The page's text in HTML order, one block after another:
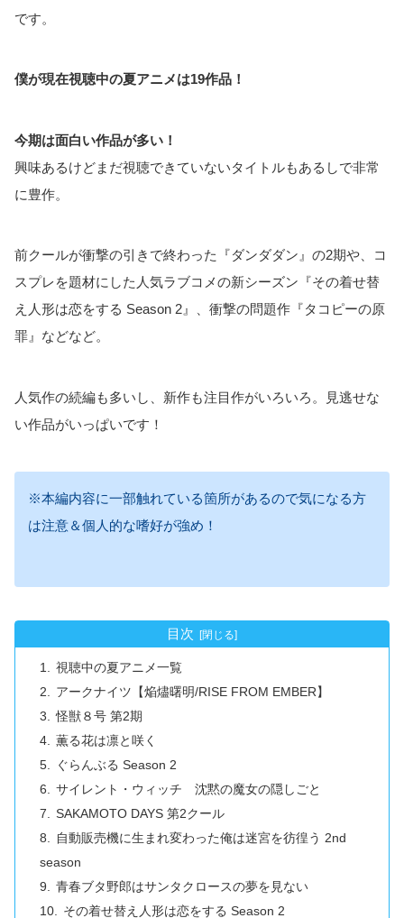
です。
僕が現在視聴中の夏アニメは19作品！
今期は面白い作品が多い！
興味あるけどまだ視聴できていないタイトルもあるしで非常
に豊作。
前クールが衝撃の引きで終わった『ダンダダン』の2期や、コ
スプレを題材にした人気ラブコメの新シーズン『その着せ替
え人形は恋をする Season 2』、衝撃の問題作『タコピーの原
罪』などなど。
人気作の続編も多いし、新作も注目作がいろいろ。見逃せな
い作品がいっぱいです！
※本編内容に一部触れている箇所があるので気になる方
は注意＆個人的な嗜好が強め！
目次
視聴中の夏アニメ一覧
アークナイツ【焔燼曙明/RISE FROM EMBER】
怪獣８号 第2期
薫る花は凛と咲く
ぐらんぶる Season 2
サイレント・ウィッチ 沈黙の魔女の隠しごと
SAKAMOTO DAYS 第2クール
自動販売機に生まれ変わった俺は迷宮を彷徨う 2nd
season
青春ブタ野郎はサンタクロースの夢を見ない
その着せ替え人形は恋をする Season 2